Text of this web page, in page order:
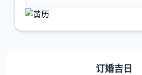
订婚吉日